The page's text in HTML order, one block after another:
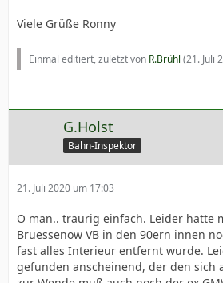
Viele Grüße Ronny
Einmal editiert, zuletzt von R.Brühl (21. Juli
G.Holst
Bahn-Inspektor
21. Juli 2020 um 17:03
O man.. traurig einfach. Leider hatte
Bruessenow VB in den 90ern innen
fast alles Interieur entfernt wurde.
gefunden anscheinend, der den sich